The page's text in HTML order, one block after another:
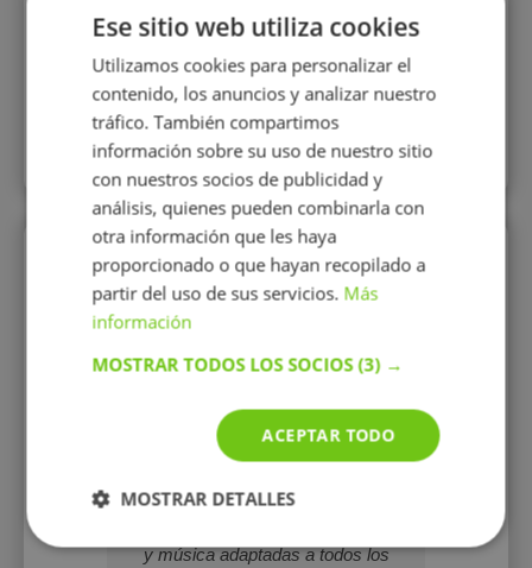
Teatro Colón
, Maestría,
2020
Edad:
26-35
Experiencia:
más de 10 años
Perfiles similares
y
Cantante profesional con título en
y música adaptadas a todos los
Ese sitio web utiliza cookies
Utilizamos cookies para personalizar el
contenido, los anuncios y analizar nuestro
tráfico. También compartimos
información sobre su uso de nuestro sitio
con nuestros socios de publicidad y
análisis, quienes pueden combinarla con
otra información que les haya
proporcionado o que hayan recopilado a
partir del uso de sus servicios. Más
información
MOSTRAR TODOS LOS SOCIOS(3) →
ACEPTAR TODO
MOSTRAR DETALLES